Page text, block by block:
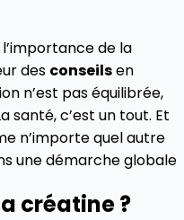
de la
des conseilsen
n’est pas équilibrée,
santé, c’est un tout. Et
n’importe quel autre
une démarche globale
créatine ?